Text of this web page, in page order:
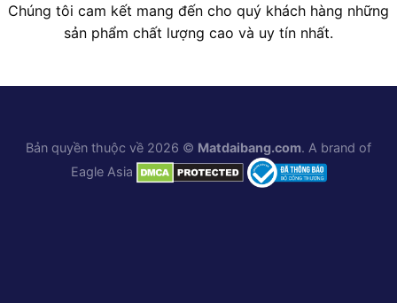
Chúng tôi cam kết mang đến cho quý khách hàng những
sản phẩm chất lượng cao và uy tín nhất.
Bản quyền thuộc về 2026 © Matdaibang.com. A brand of
Eagle Asia